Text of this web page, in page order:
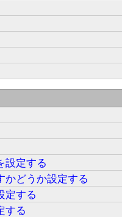
設定する
かどうか設定する
定する
する